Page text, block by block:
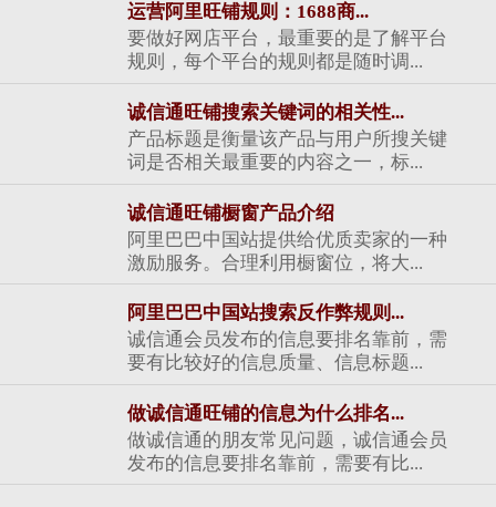
运营阿里旺铺规则：1688商...
要做好网店平台，最重要的是了解平台
规则，每个平台的规则都是随时调...
诚信通旺铺搜索关键词的相关性...
产品标题是衡量该产品与用户所搜关键
词是否相关最重要的内容之一，标...
诚信通旺铺橱窗产品介绍
阿里巴巴中国站提供给优质卖家的一种
激励服务。合理利用橱窗位，将大...
阿里巴巴中国站搜索反作弊规则...
诚信通会员发布的信息要排名靠前，需
要有比较好的信息质量、信息标题...
做诚信通旺铺的信息为什么排名...
做诚信通的朋友常见问题，诚信通会员
发布的信息要排名靠前，需要有比...